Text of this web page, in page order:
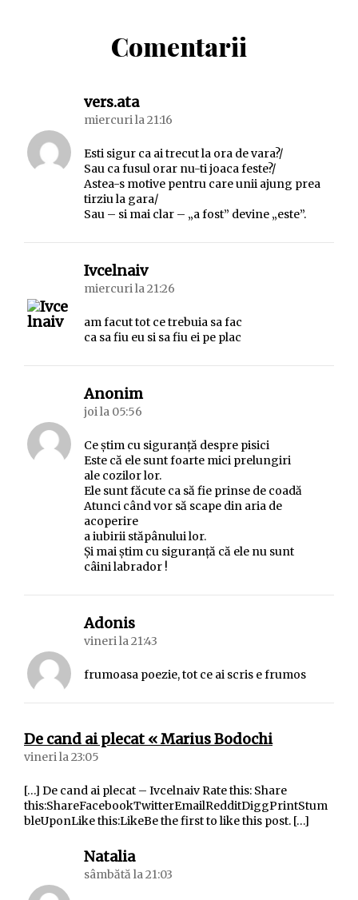
Comentarii
vers.ataspune:
miercuri la 21:16
Esti sigur ca ai trecut la ora de vara?/
Sau ca fusul orar nu-ti joaca feste?/
Astea-s motive pentru care unii ajung prea
tirziu la gara/
Sau – si mai clar – „a fost” devine „este”.
Ivcelnaivspune:
miercuri la 21:26
am facut tot ce trebuia sa fac
ca sa fiu eu si sa fiu ei pe plac
Anonimspune:
joi la 05:56
Ce ştim cu siguranţă despre pisici
Este că ele sunt foarte mici prelungiri
ale cozilor lor.
Ele sunt făcute ca să fie prinse de coadă
Atunci când vor să scape din aria de
acoperire
a iubirii stăpânului lor.
Şi mai ştim cu siguranţă că ele nu sunt
câini labrador !
Adonisspune:
vineri la 21:43
frumoasa poezie, tot ce ai scris e frumos
De cand ai plecat « Marius Bodochispune:
vineri la 23:05
[…] De cand ai plecat – Ivcelnaiv Rate this: Share
this:ShareFacebookTwitterEmailRedditDiggPrintStum
bleUponLike this:LikeBe the first to like this post. […]
Nataliaspune:
sâmbătă la 21:03